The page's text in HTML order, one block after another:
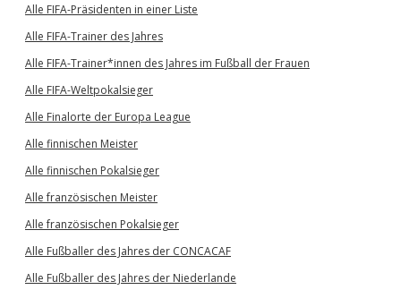
Alle FIFA-Präsidenten in einer Liste
Alle FIFA-Trainer des Jahres
Alle FIFA-Trainer*innen des Jahres im Fußball der Frauen
Alle FIFA-Weltpokalsieger
Alle Finalorte der Europa League
Alle finnischen Meister
Alle finnischen Pokalsieger
Alle französischen Meister
Alle französischen Pokalsieger
Alle Fußballer des Jahres der CONCACAF
Alle Fußballer des Jahres der Niederlande